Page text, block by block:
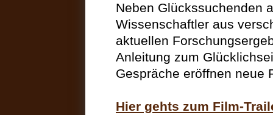
Neben Glückssuchenden
Wissenschaftler aus
aktuellen
Anleitung zum
Gespräche eröffnen neue
Hier gehts zum Film-